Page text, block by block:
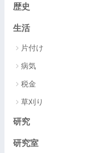
歴史
生活
片付け
病気
税金
草刈り
研究
研究室